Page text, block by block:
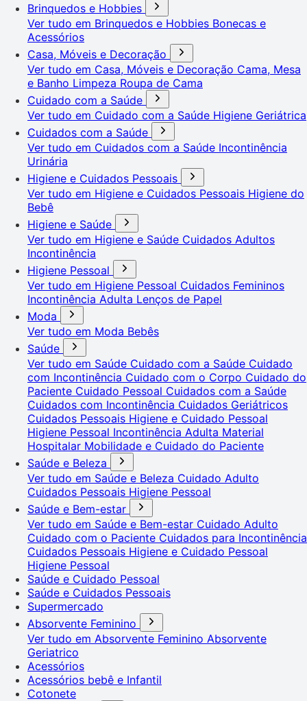
Brinquedos e Hobbies
Ver tudo em Brinquedos e Hobbies Bonecas e
Acessórios
Casa, Móveis e Decoração
Ver tudo em Casa, Móveis e Decoração Cama, Mesa
e Banho Limpeza Roupa de Cama
Cuidado com a Saúde
Ver tudo em Cuidado com a Saúde Higiene Geriátrica
Cuidados com a Saúde
Ver tudo em Cuidados com a Saúde Incontinência
Urinária
Higiene e Cuidados Pessoais
Ver tudo em Higiene e Cuidados Pessoais Higiene do
Bebê
Higiene e Saúde
Ver tudo em Higiene e Saúde Cuidados Adultos
Incontinência
Higiene Pessoal
Ver tudo em Higiene Pessoal Cuidados Femininos
Incontinência Adulta Lenços de Papel
Moda
Ver tudo em Moda Bebês
Saúde
Ver tudo em Saúde Cuidado com a Saúde Cuidado
com Incontinência Cuidado com o Corpo Cuidado do
Paciente Cuidado Pessoal Cuidados com a Saúde
Cuidados com Incontinência Cuidados Geriátricos
Cuidados Pessoais Higiene e Cuidado Pessoal
Higiene Pessoal Incontinência Adulta Material
Hospitalar Mobilidade e Cuidado do Paciente
Saúde e Beleza
Ver tudo em Saúde e Beleza Cuidado Adulto
Cuidados Pessoais Higiene Pessoal
Saúde e Bem-estar
Ver tudo em Saúde e Bem-estar Cuidado Adulto
Cuidado com o Paciente Cuidados para Incontinência
Cuidados Pessoais Higiene e Cuidado Pessoal
Higiene Pessoal
Saúde e Cuidado Pessoal
Saúde e Cuidados Pessoais
Supermercado
Absorvente Feminino
Ver tudo em Absorvente Feminino Absorvente
Geriatrico
Acessórios
Acessórios bebê e Infantil
Cotonete